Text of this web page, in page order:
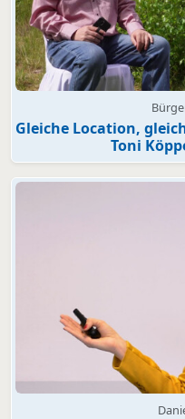
Gleiche Location,
Toni